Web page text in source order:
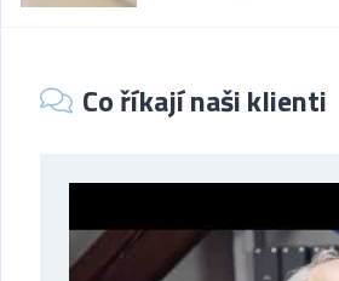
Co říkají naši klienti